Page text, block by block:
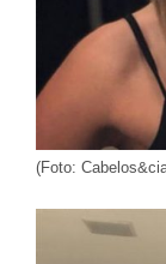
(Foto: